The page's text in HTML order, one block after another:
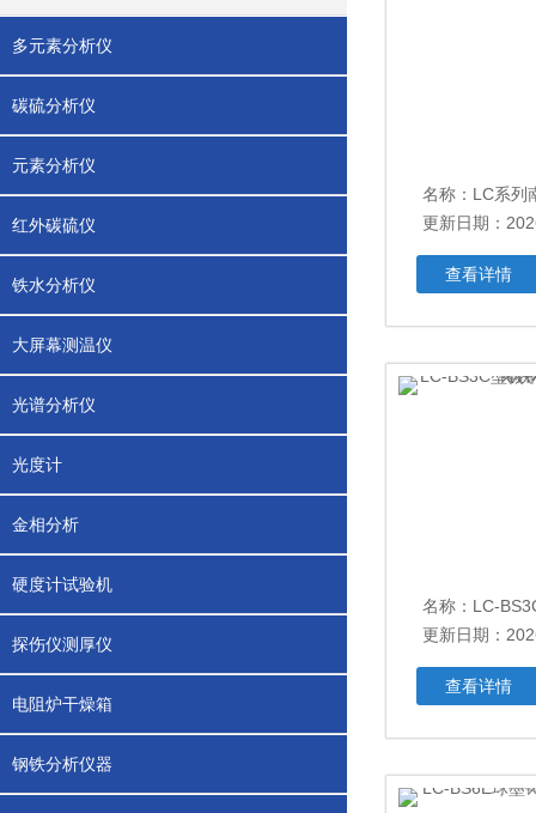
多元素分析仪
碳硫分析仪
元素分析仪
红外碳硫仪
铁水分析仪
大屏幕测温仪
光谱分析仪
光度计
金相分析
硬度计试验机
探伤仪测厚仪
电阻炉干燥箱
钢铁分析仪器
更新日期：
查看详情
更新日期：
查看详情